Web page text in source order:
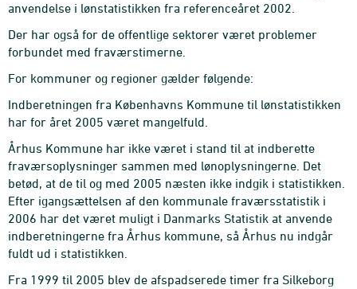
anvendelse i lønstatistikken fra referenceåret 2002.
Der har også for de offentlige sektorer været problemer
forbundet med fraværstimerne.
For kommuner og regioner gælder følgende:
Indberetningen fra Københavns Kommune til lønstatistikken
har for året 2005 været mangelfuld.
Århus Kommune har ikke været i stand til at indberette
fraværsoplysninger sammen med lønoplysningerne. Det
betød, at de til og med 2005 næsten ikke indgik i statistikken.
Efter igangsættelsen af den kommunale fraværsstatistik i
2006 har det været muligt i Danmarks Statistik at anvende
indberetningerne fra Århus kommune, så Århus nu indgår
fuldt ud i statistikken.
Fra 1999 til 2005 blev de afspadserede timer fra Silkeborg